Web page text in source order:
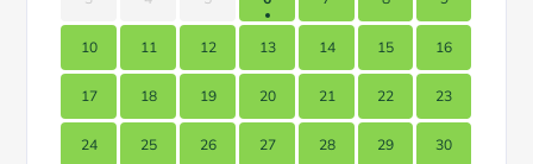
10 11 12 13 14 15 16
17 18 19 20 21 22 23
24 25 26 27 28 29 30